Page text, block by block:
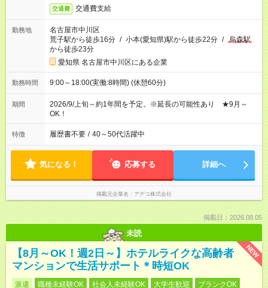
交通費 交通費支給
勤務地
名古屋市中川区
荒子駅から徒歩16分 / 小本(愛知県)駅から徒歩22分 / 烏森駅
から徒歩23分
愛知県 名古屋市中川区にある企業
勤務時間 9:00～18:00(実働:8時間) (休憩60分)
期間
2026/9/上旬～約1年間を予定。※延長の可能性あり ★9月～
OK！
特徴 履歴書不要 / 40～50代活躍中
気になる！ 応募する 詳細へ
掲載元企業名 アデコ株式会社
掲載日：2026.08.05
未読
NEW
【8月～OK！週2日～】ホテルライクな高齢者
マンションで生活サポート＊時短OK
派遣 職種未経験OK 社会人未経験OK 大学生歓迎
ブランクOK